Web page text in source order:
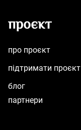
проєкт
про проєкт
підтримати проєкт
блог
партнери